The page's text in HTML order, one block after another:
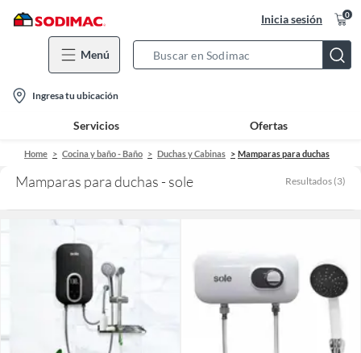
Inicia sesión 0
Menú
Bar
location-
icon
Ingresa tu ubicación
Servicios Ofertas
Home Cocina y baño - Baño Duchas y Cabinas Mamparas para duchas
Mamparas para duchas - sole Resultados (3)